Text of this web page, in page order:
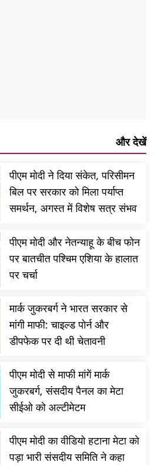
और देखें
पीएम मोदी ने दिया संकेत, परिसीमन
बिल पर सरकार को मिला पर्याप्त
समर्थन, अगस्त में विशेष सत्र संभव
पीएम मोदी और नेतन्याहू के बीच फोन
पर बातचीत पश्चिम एशिया के हालात
पर चर्चा
मार्क जुकरबर्ग ने भारत सरकार से
मांगी माफी: चाइल्ड पोर्न और
डीपफेक पर दी थी चेतावनी
पीएम मोदी से माफी मांगें मार्क
जुकरबर्ग, संसदीय पैनल का मेटा
सीईओ को अल्टीमेटम
पीएम मोदी का वीडियो हटाना मेटा को
पड़ा भारी संसदीय समिति ने कहा